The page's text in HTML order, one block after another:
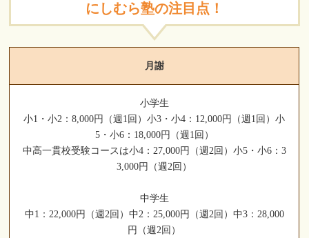
にしむら塾の注目点！
月謝
小学生
小1・小2：8,000円（週1回）小3・小4：12,000円（週1回）小
5・小6：18,000円（週1回）
中高一貫校受験コースは小4：27,000円（週2回）小5・小6：3
3,000円（週2回）
中学生
中1：22,000円（週2回）中2：25,000円（週2回）中3：28,000
円（週2回）